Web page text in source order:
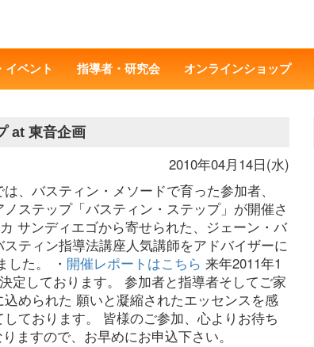
イベント 指導者・研究会 オンラインショップ
at 東音企画
2010年04月14日(水)
、バスティン・メソードで育った参加者、
ステップ「バスティン・ステップ」が開催さ
サンディエゴから寄せられた、ジェーン・バ
ティン指導法講座人気講師をアドバイザーに
た。 ・ 開催レポートはこちら 来年2011年1
定しております。 参加者と指導者そしてご家
められた 願いと凝縮されたエッセンスを感
ております。 皆様のご参加、心よりお待ち
ますので、お早めにお申込下さい。